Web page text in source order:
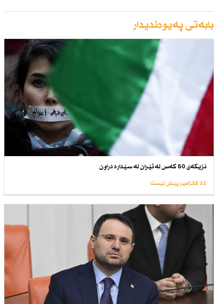
بابەتی پەیوەندیدار
نزیكەی 50 كەس لە ئێران لە سێدارە دراون
22 کاتژمێر پێش ئێستا